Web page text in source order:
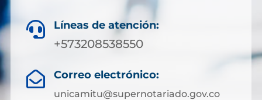
 Líneas de atención:
+573208538550
 Correo electrónico:
unicamitu@supernotariado.gov.co